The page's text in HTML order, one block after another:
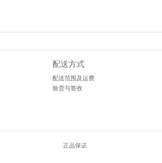
配送方式
配送范围及运费
验货与签收
正品保证